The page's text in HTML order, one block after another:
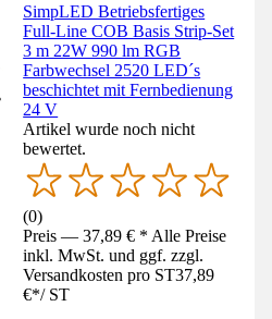
SimpLED Betriebsfertiges
Full-Line COB Basis Strip-Set
3 m 22W 990 lm RGB
Farbwechsel 2520 LED´s
beschichtet mit Fernbedienung
24 V
Artikel wurde noch nicht
bewertet.
(0)
Preis — 37,89 € * Alle Preise
inkl. MwSt. und ggf. zzgl.
Versandkosten pro ST37,89
€*/ ST